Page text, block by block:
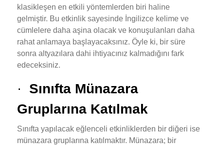
klasikleşen en etkili yöntemlerden biri haline
gelmiştir. Bu etkinlik sayesinde İngilizce kelime ve
cümlelere daha aşina olacak ve konuşulanları daha
rahat anlamaya başlayacaksınız. Öyle ki, bir süre
sonra altyazılara dahi ihtiyacınız kalmadığını fark
edeceksiniz.
· Sınıfta Münazara
Gruplarına Katılmak
Sınıfta yapılacak eğlenceli etkinliklerden bir diğeri ise
münazara gruplarına katılmaktır. Münazara; bir